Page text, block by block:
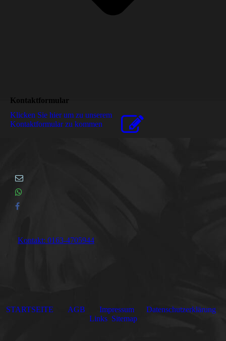
Kontaktformular
Klicken Sie hier um zu unserem
Kon­takt­for­mu­lar zu kommen
Kontakt: 0163-4705944
STARTSEITE AGB Impressum
Datenschutzerklärung
Links Sitemap